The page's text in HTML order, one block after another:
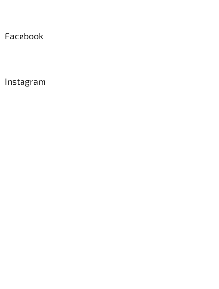
Facebook
Instagram